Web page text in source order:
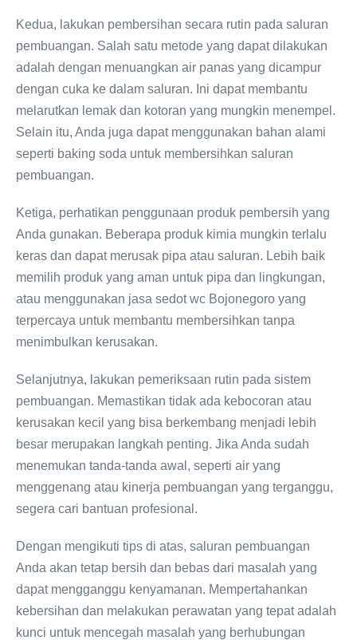
Kedua, lakukan pembersihan secara rutin pada saluran
pembuangan. Salah satu metode yang dapat dilakukan
adalah dengan menuangkan air panas yang dicampur
dengan cuka ke dalam saluran. Ini dapat membantu
melarutkan lemak dan kotoran yang mungkin menempel.
Selain itu, Anda juga dapat menggunakan bahan alami
seperti baking soda untuk membersihkan saluran
pembuangan.
Ketiga, perhatikan penggunaan produk pembersih yang
Anda gunakan. Beberapa produk kimia mungkin terlalu
keras dan dapat merusak pipa atau saluran. Lebih baik
memilih produk yang aman untuk pipa dan lingkungan,
atau menggunakan jasa sedot wc Bojonegoro yang
terpercaya untuk membantu membersihkan tanpa
menimbulkan kerusakan.
Selanjutnya, lakukan pemeriksaan rutin pada sistem
pembuangan. Memastikan tidak ada kebocoran atau
kerusakan kecil yang bisa berkembang menjadi lebih
besar merupakan langkah penting. Jika Anda sudah
menemukan tanda-tanda awal, seperti air yang
menggenang atau kinerja pembuangan yang terganggu,
segera cari bantuan profesional.
Dengan mengikuti tips di atas, saluran pembuangan
Anda akan tetap bersih dan bebas dari masalah yang
dapat mengganggu kenyamanan. Mempertahankan
kebersihan dan melakukan perawatan yang tepat adalah
kunci untuk mencegah masalah yang berhubungan